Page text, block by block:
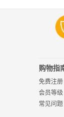
购物指
免费注册
会员等级
常见问题